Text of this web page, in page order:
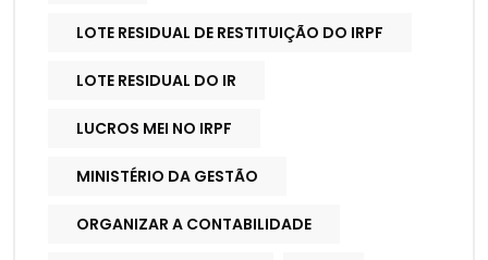
LOTE RESIDUAL DE RESTITUIÇÃO DO IRPF
LOTE RESIDUAL DO IR
LUCROS MEI NO IRPF
MINISTÉRIO DA GESTÃO
ORGANIZAR A CONTABILIDADE